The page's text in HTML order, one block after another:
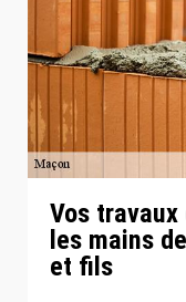
Vos
les mains
et fils